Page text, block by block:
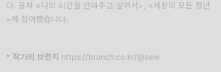
다. 공저 <나의 시간을 안아주고 싶어서>, <세상의 모든 청년
>에 참여했습니다.
* 작가의 브런치 https://brunch.co.kr/@sele